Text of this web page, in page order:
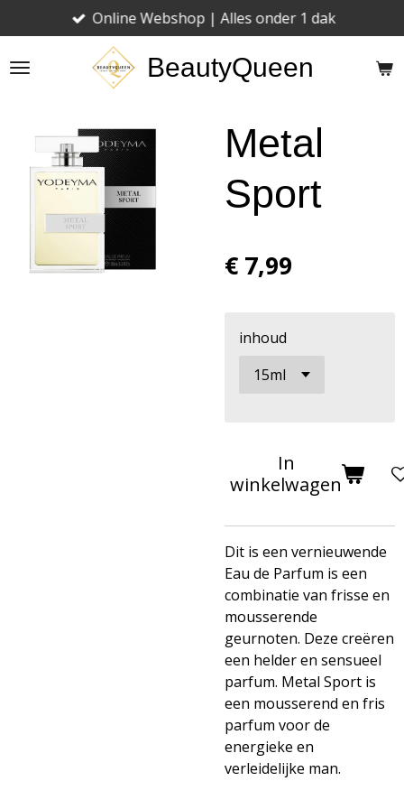
direct
naar
BeautyQueen
Online Webshop | Alles onder 1 dak
Metal
Sport
€ 7,99
inhoud
In
winkelwagen
Dit is een vernieuwende
Eau de Parfum is een
combinatie van frisse en
mousserende
geurnoten. Deze creëren
een helder en sensueel
parfum. Metal Sport is
een mousserend en fris
parfum voor de
energieke en
verleidelijke man.